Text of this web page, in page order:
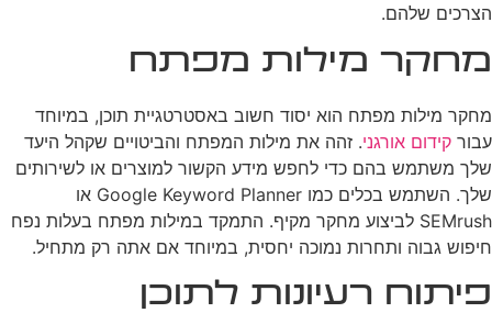
הצרכים שלהם.
מחקר מילות מפתח
מחקר מילות מפתח הוא יסוד חשוב באסטרטגיית תוכן, במיוחד
עבור קידום אורגני. זהה את מילות המפתח והביטויים שקהל היעד
שלך משתמש בהם כדי לחפש מידע הקשור למוצרים או לשירותים
שלך. השתמש בכלים כמו Google Keyword Planner או
SEMrush לביצוע מחקר מקיף. התמקד במילות מפתח בעלות נפח
חיפוש גבוה ותחרות נמוכה יחסית, במיוחד אם אתה רק מתחיל.
פיתוח רעיונות לתוכן